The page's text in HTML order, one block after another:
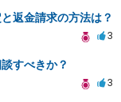
返金請求の方法は？
3
すべきか？
3